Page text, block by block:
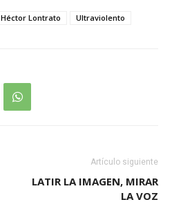
Héctor Lontrato Ultraviolento
Artículo siguiente
LATIR LA IMAGEN, MIRAR
LA VOZ